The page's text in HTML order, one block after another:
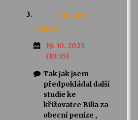
Anonym
napsal:
19. 10. 2023
(10:35)
Tak jak jsem
předpokládal další
studie ke
křižovatce Billa za
obecní peníze ,